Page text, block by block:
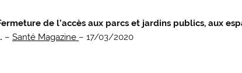
de l’accès aux parcs et jardins publics, aux
– Santé Magazine – 17/03/2020